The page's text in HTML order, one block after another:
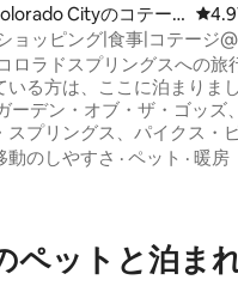
中4.96つ星の平均評価
Cityのコテー
レビ
ョッピング|食事|コテージ@
ブ・ザ・ゴッズ
ロラドスプリングスへの旅
いる方は、ここに泊まりま
ーデン・オブ・ザ・ゴッズ
スプリングス、パイクス・
セスがとても便利です！」 ⇛ ペ
ウン、マニトウスプリング
動のしやすさ · ペット · 暖房
ペットと泊ま